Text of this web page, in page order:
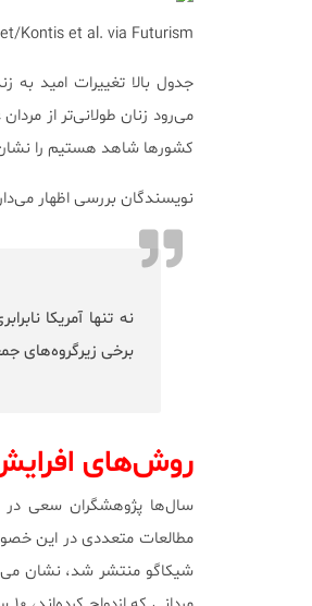
Kontis et al. via Futurism
می‌رود زنان طولانی‌تر از
کشورها شاهد هستیم را
نویسندگان بررسی اظهار
نه تنها آمریکا
برخی زیرگروه‌های
روش‌های
شیکاگو منتشر شد، نشان